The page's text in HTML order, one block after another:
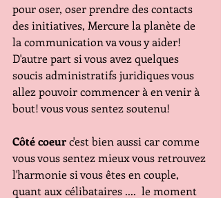
pour oser, oser prendre des contacts
des initiatives, Mercure la planète de
la communication va vous y aider!
D'autre part si vous avez quelques
soucis administratifs juridiques vous
allez pouvoir commencer à en venir à
bout! vous vous sentez soutenu!
Côté coeur c'est bien aussi car comme
vous vous sentez mieux vous retrouvez
l'harmonie si vous êtes en couple,
quant aux célibataires ....  le moment